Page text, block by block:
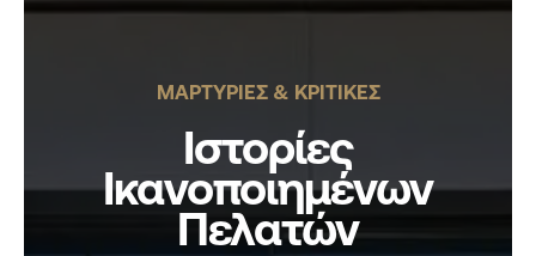
ΜΑΡΤΥΡΙΕΣ & ΚΡΙΤΙΚΕΣ
Ιστορίες
Ικανοποιημένων
Πελατών